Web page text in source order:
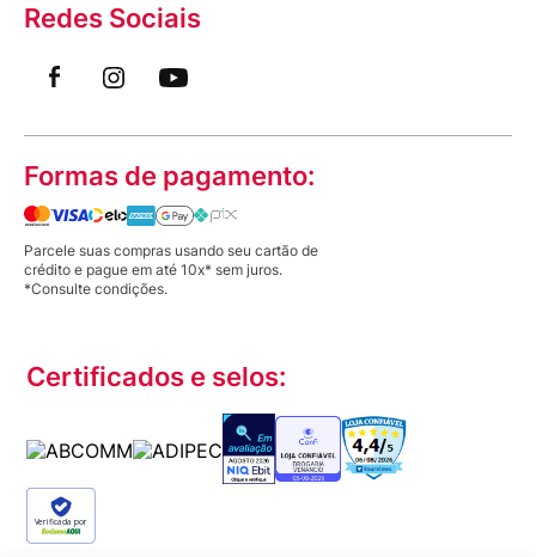
Redes Sociais
Formas de pagamento:
Parcele suas compras usando seu cartão de
crédito e pague em até 10x* sem juros.
*Consulte condições.
Certificados e selos:
Verificada por